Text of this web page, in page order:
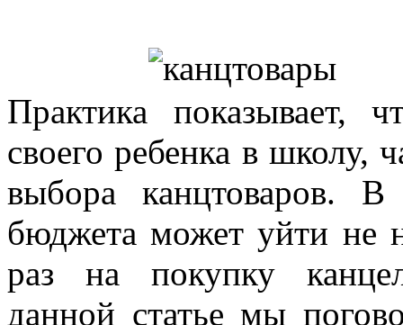
Практика показывает,
своего ребенка в школу,
выбора канцтоваров.
бюджета может уйти не
раз на покупку
данной статье мы